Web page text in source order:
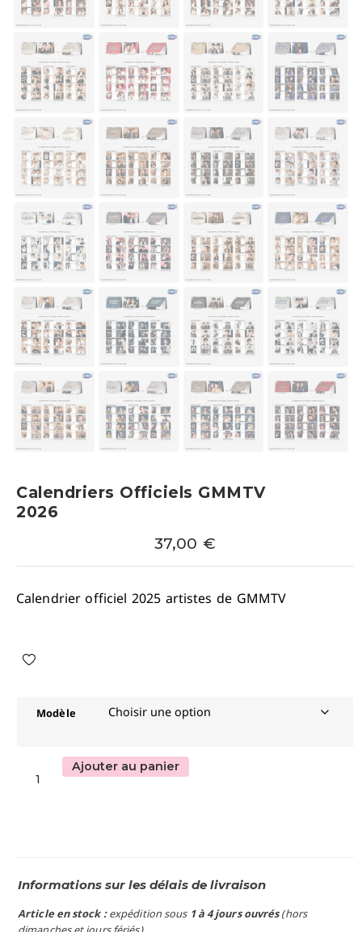
Calendriers Officiels GMMTV
2026
37,00 €
Calendrier officiel 2025 artistes de GMMTV
Modèle
Ajouter au panier
Informations sur les délais de livraison
Article en stock :expédition sous 1 à 4 jours ouvrés(hors